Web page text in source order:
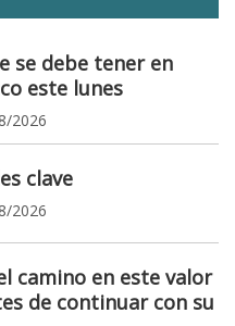
se debe tener en
este lunes
2026
clave
2026
camino en este valor
de continuar con su